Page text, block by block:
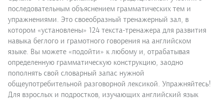
последовательным объяснением грамматических тем и
упражнениями. Это своеобразный тренажерный зал, в
котором «установлены» 124 текста-тренажера для развития
навыка беглого и грамотного говорения на английском
языке. Вы можете «подойти» к любому и, отрабатывая
определенную грамматическую конструкцию, заодно
пополнять свой словарный запас нужной
общеупотребительной разговорной лексикой. Упражняйтесь!
Для взрослых и подростков, изучающих английский язык